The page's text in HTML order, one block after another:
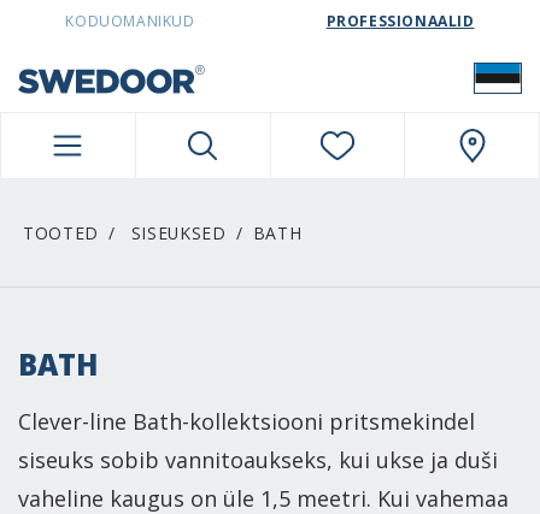
SWEDOORESTONIA NAVIGATION
KODUOMANIKUD PROFESSIONAALID
TOOTED SISEUKSED BATH
BATH
Clever-line Bath-kollektsiooni pritsmekindel
siseuks sobib vannitoaukseks, kui ukse ja duši
vaheline kaugus on üle 1,5 meetri. Kui vahemaa